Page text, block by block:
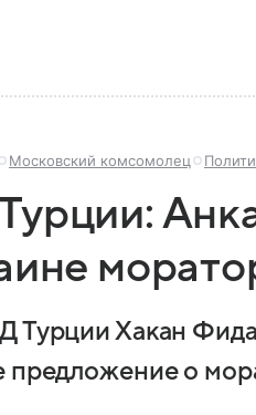
Московский комсомолец
Турции Хакан
предложение о